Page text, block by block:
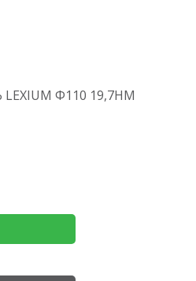
Ф110 19,7НМ